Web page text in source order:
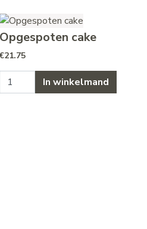
halen op dinsdag) aantal
Opgespoten cake
€21.75
Opgespoten cake aantal
In winkelmand